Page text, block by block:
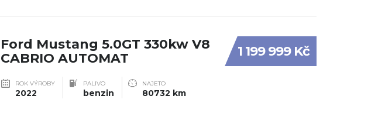
1 199 999 Kč
Ford Mustang 5.0GT 330kw V8
CABRIO AUTOMAT
ROK VÝROBY
2022
PALIVO
benzin
NAJETO
80732 km